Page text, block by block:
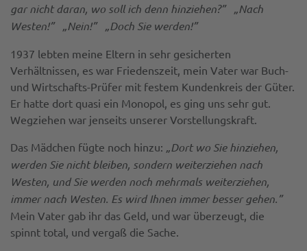
gar nicht daran, wo soll ich denn hinziehen?” „Nach
Westen!” „Nein!” „Doch Sie werden!”
1937 lebten meine Eltern in sehr gesicherten
Verhältnissen, es war Friedenszeit, mein Vater war Buch-
und Wirtschafts-Prüfer mit festem Kundenkreis der Güter.
Er hatte dort quasi ein Monopol, es ging uns sehr gut.
Wegziehen war jenseits unserer Vorstellungskraft.
Das Mädchen fügte noch hinzu: „Dort wo Sie hinziehen,
werden Sie nicht bleiben, sondern weiterziehen nach
Westen, und Sie werden noch mehrmals weiterziehen,
immer nach Westen. Es wird Ihnen immer besser gehen.”
Mein Vater gab ihr das Geld, und war überzeugt, die
spinnt total, und vergaß die Sache.